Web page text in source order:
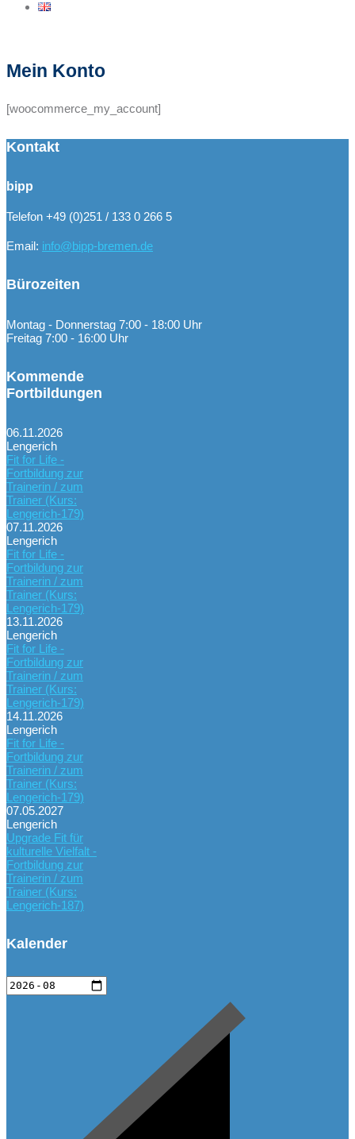
Mein Konto
[woocommerce_my_account]
Kontakt
bipp
Telefon +49 (0)251 / 133 0 266 5
Email: info@bipp-bremen.de
Bürozeiten
Montag - Donnerstag 7:00 - 18:00 Uhr
Freitag 7:00 - 16:00 Uhr
Kommende
Fortbildungen
06.11.2026
Lengerich
Fit for Life -
Fortbildung zur
Trainerin / zum
Trainer (Kurs:
Lengerich-179)
07.11.2026
Lengerich
Fit for Life -
Fortbildung zur
Trainerin / zum
Trainer (Kurs:
Lengerich-179)
13.11.2026
Lengerich
Fit for Life -
Fortbildung zur
Trainerin / zum
Trainer (Kurs:
Lengerich-179)
14.11.2026
Lengerich
Fit for Life -
Fortbildung zur
Trainerin / zum
Trainer (Kurs:
Lengerich-179)
07.05.2027
Lengerich
Upgrade Fit für
kulturelle Vielfalt -
Fortbildung zur
Trainerin / zum
Trainer (Kurs:
Lengerich-187)
Kalender